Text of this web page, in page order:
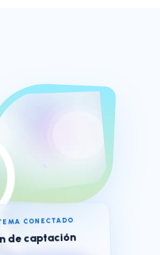
CONECTADO
de captación